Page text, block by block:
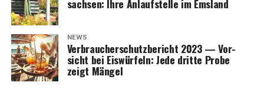
sach­sen: Ihre Anlauf­stel­le im Emsland
NEWS
Ver­brau­cher­schutz­be­richt 2023 — Vor­
sicht bei Eis­wür­feln: Jede drit­te Pro­be
zeigt Mängel